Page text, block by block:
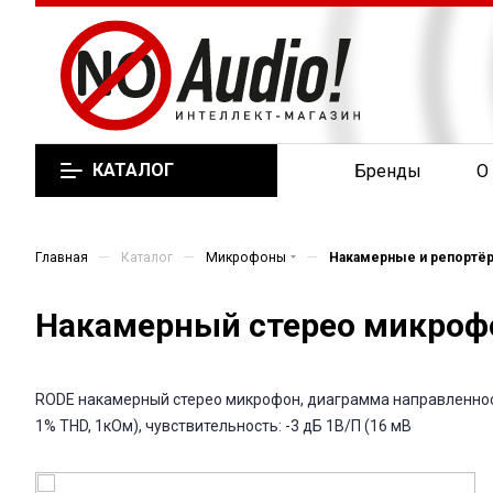
КАТАЛОГ Бренды О
Главная — Каталог — Микрофоны — Накамерные и
Накамерный стерео
RODE накамерный стерео микрофон, диаграмма
1% THD, 1кОм), чувствительность: -3 дБ 1В/П (16 мВ